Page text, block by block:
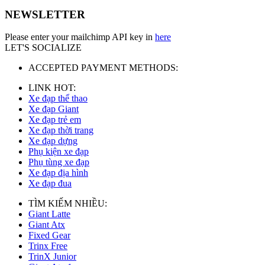
NEWSLETTER
Please enter your mailchimp API key in here
LET'S SOCIALIZE
ACCEPTED PAYMENT METHODS:
LINK HOT:
Xe đạp thể thao
Xe đạp Giant
Xe đạp trẻ em
Xe đạp thời trang
Xe đạp dựng
Phụ kiện xe đạp
Phụ tùng xe đạp
Xe đạp địa hình
Xe đạp đua
TÌM KIẾM NHIỀU:
Giant Latte
Giant Atx
Fixed Gear
Trinx Free
TrinX Junior